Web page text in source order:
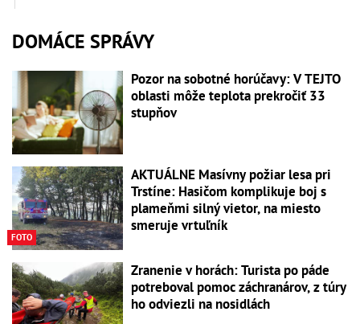
DOMÁCE SPRÁVY
Pozor na sobotné horúčavy: V TEJTO
oblasti môže teplota prekročiť 33
stupňov
FOTO
AKTUÁLNE Masívny požiar lesa pri
Trstíne: Hasičom komplikuje boj s
plameňmi silný vietor, na miesto
smeruje vrtuľník
Zranenie v horách: Turista po páde
potreboval pomoc záchranárov, z túry
ho odviezli na nosidlách